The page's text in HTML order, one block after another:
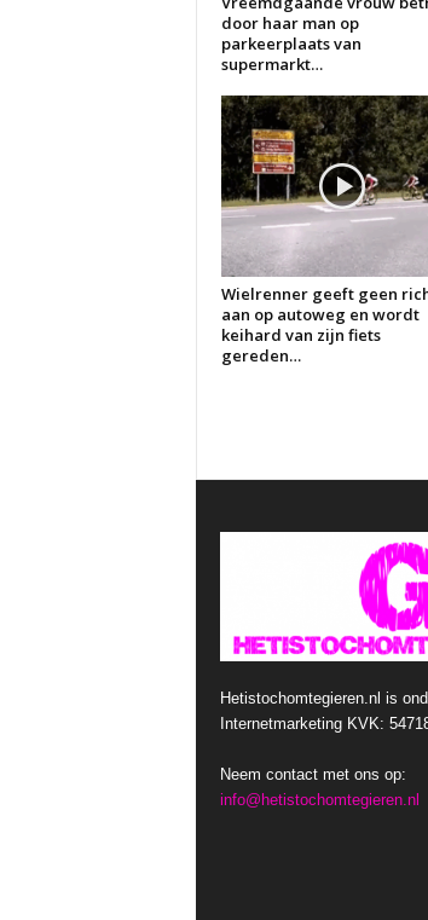
door haar man op
parkeerplaats van
supermarkt…
Wielrenner geeft geen
aan op autoweg en wordt
keihard van zijn fiets
gereden…
Hetistochomtegieren.nl is
Internetmarketing KVK:
Neem contact met ons op:
info@hetistochomtegieren.nl